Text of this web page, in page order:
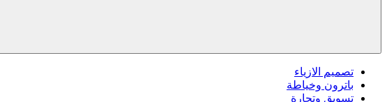
تصميم الازياء
باترون وخياطة
تسويق وتجارة